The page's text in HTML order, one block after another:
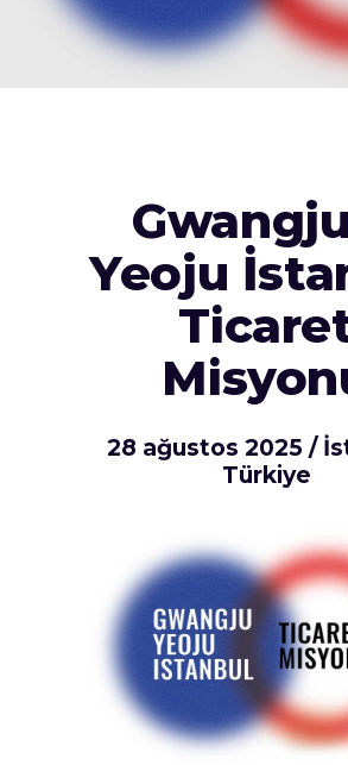
Yeoju
28 ağustos 2025 /
Türkiye